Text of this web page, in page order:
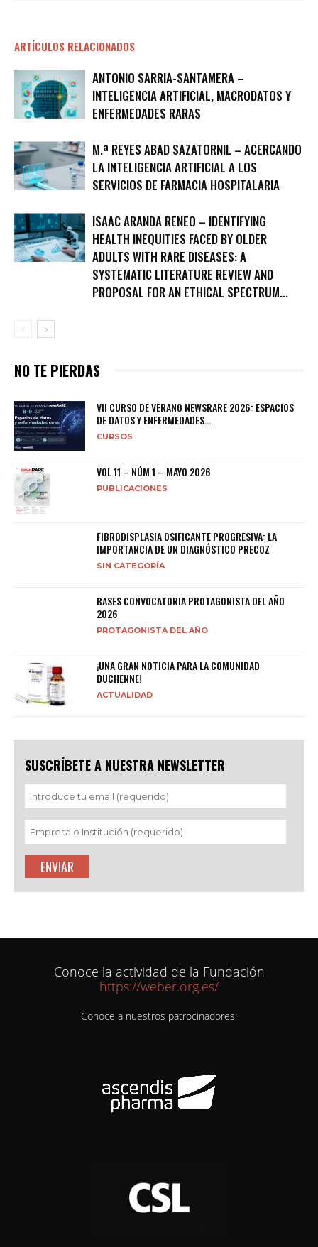
ARTÍCULOS RELACIONADOS
ANTONIO SARRIA-SANTAMERA –
INTELIGENCIA ARTIFICIAL, MACRODATOS Y
ENFERMEDADES RARAS
M.ª REYES ABAD SAZATORNIL – ACERCANDO
LA INTELIGENCIA ARTIFICIAL A LOS
SERVICIOS DE FARMACIA HOSPITALARIA
ISAAC ARANDA RENEO – IDENTIFYING
HEALTH INEQUITIES FACED BY OLDER
ADULTS WITH RARE DISEASES: A
SYSTEMATIC LITERATURE REVIEW AND
PROPOSAL FOR AN ETHICAL SPECTRUM...
NO TE PIERDAS
VII CURSO DE VERANO NEWSRARE 2026: ESPACIOS
DE DATOS Y ENFERMEDADES...
CURSOS
VOL 11 – NÚM 1 – MAYO 2026
PUBLICACIONES
FIBRODISPLASIA OSIFICANTE PROGRESIVA: LA
IMPORTANCIA DE UN DIAGNÓSTICO PRECOZ
SIN CATEGORÍA
BASES CONVOCATORIA PROTAGONISTA DEL AÑO
2026
PROTAGONISTA DEL AÑO
¡UNA GRAN NOTICIA PARA LA COMUNIDAD
DUCHENNE!
ACTUALIDAD
SUSCRÍBETE A NUESTRA NEWSLETTER
Conoce la actividad de la Fundación
https://weber.org.es/
Conoce a nuestros patrocinadores: